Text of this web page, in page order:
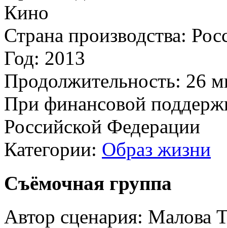
Кино
Страна производства:
Год: 2013
Продолжительность: 26
При финансовой
Российской Федерации
Категории: Образ жизни
Съёмочная группа
Автор сценария: Малова